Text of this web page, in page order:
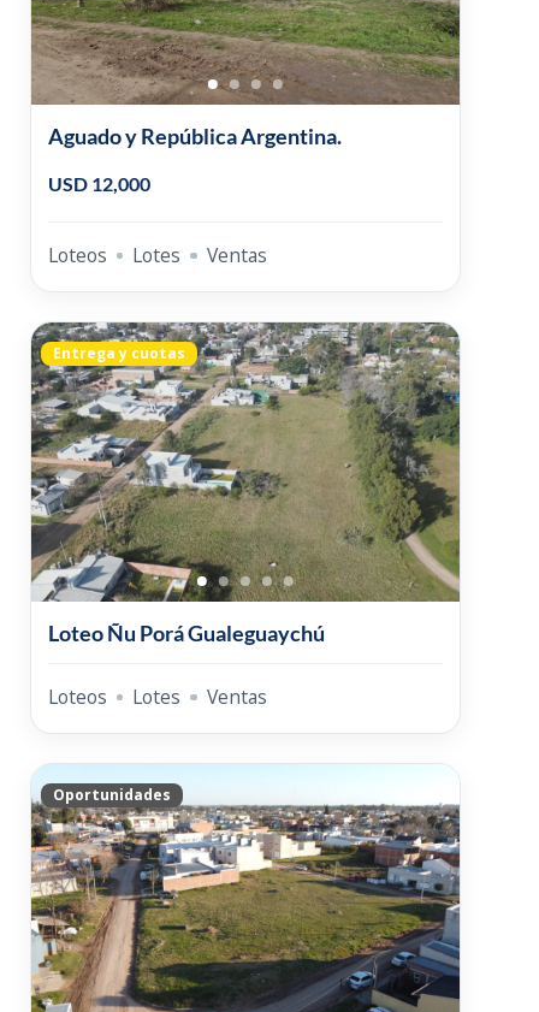
Aguado y República Argentina.
USD 12,000
Loteos Lotes Ventas
Entrega y cuotas
Loteo Ñu Porá Gualeguaychú
Loteos Lotes Ventas
Oportunidades